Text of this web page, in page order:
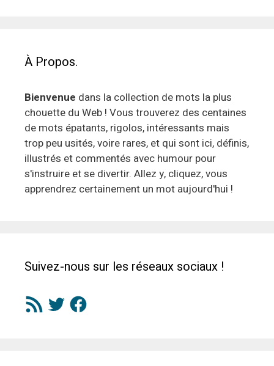
À Propos.
Bienvenue dans la collection de mots la plus
chouette du Web ! Vous trouverez des centaines
de mots épatants, rigolos, intéressants mais
trop peu usités, voire rares, et qui sont ici, définis,
illustrés et commentés avec humour pour
s'instruire et se divertir. Allez y, cliquez, vous
apprendrez certainement un mot aujourd'hui !
Suivez-nous sur les réseaux sociaux !
Flux
RSS
TwitterFacebook